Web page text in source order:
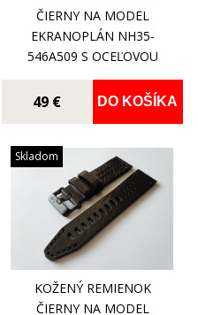
ČIERNY NA MODEL
EKRANOPLÁN NH35-
546A509 S OCEĽOVOU
MATNOU PRACKOU
49 € DO KOŠÍKA
Skladom
KOŽENÝ REMIENOK
ČIERNY NA MODEL